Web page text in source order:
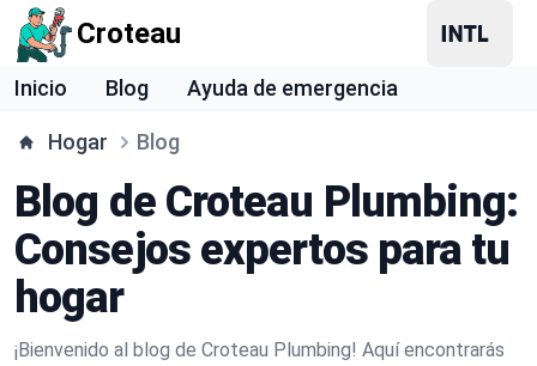
Croteau
Inicio Blog Ayuda de emergencia
Hogar Blog
Blog de Croteau Plumbing:
Consejos expertos para tu
hogar
¡Bienvenido al blog de Croteau Plumbing! Aquí encontrarás